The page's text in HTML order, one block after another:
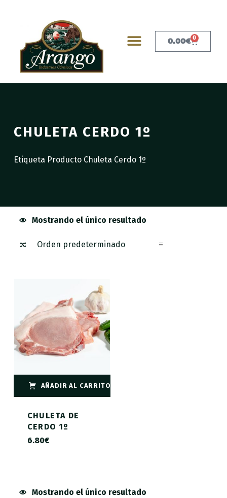
0.00€ 0
CHULETA CERDO 1º
Etiqueta Producto Chuleta Cerdo 1º
Mostrando el único resultado
AÑADIR AL CARRITO
CHULETA DE
CERDO 1º
6.80€
Mostrando el único resultado